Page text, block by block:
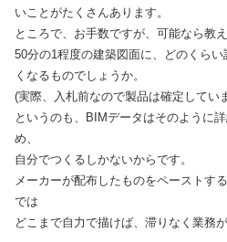
いことがたくさんあります。
ところで、お手数ですが、可能なら教え
50分の1程度の建築図面に、どのくら
くなるものでしょうか。
(実際、入札前なので製品は確定してい
というのも、BIMデータはそのように
め、
自分でつくるしかないからです。
メーカーが配布したものをペーストす
では
どこまで自力で描けば、滞りなく業務